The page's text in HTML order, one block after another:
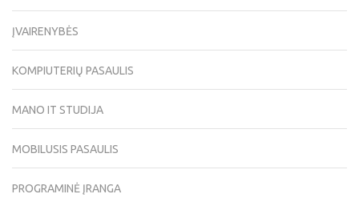
ĮVAIRENYBĖS
KOMPIUTERIŲ PASAULIS
MANO IT STUDIJA
MOBILUSIS PASAULIS
PROGRAMINĖ ĮRANGA